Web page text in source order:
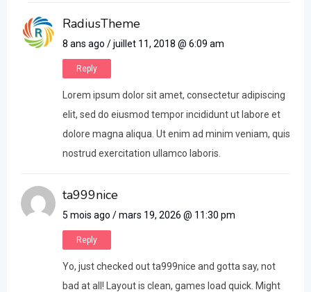
RadiusTheme
8 ans ago / juillet 11, 2018 @ 6:09 am
Reply
Lorem ipsum dolor sit amet, consectetur adipiscing
elit, sed do eiusmod tempor incididunt ut labore et
dolore magna aliqua. Ut enim ad minim veniam, quis
nostrud exercitation ullamco laboris.
ta999nice
5 mois ago / mars 19, 2026 @ 11:30 pm
Reply
Yo, just checked out ta999nice and gotta say, not
bad at all! Layout is clean, games load quick. Might